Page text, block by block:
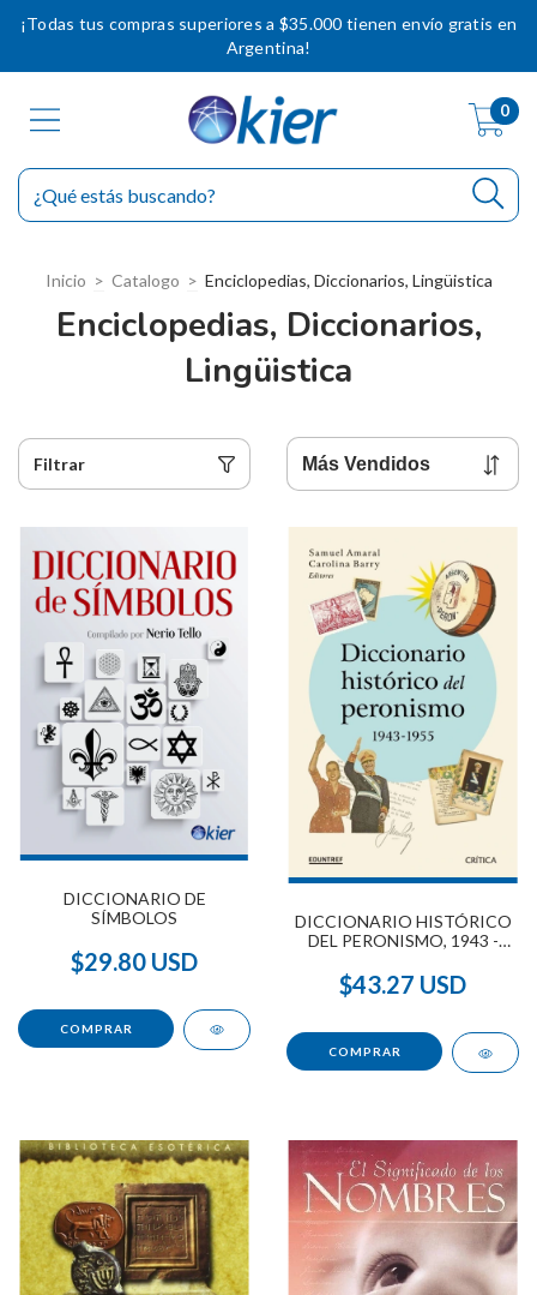
¡Todas tus compras superiores a $35.000 tienen envío gratis en
Argentina!
0
Inicio > Catalogo > Enciclopedias, Diccionarios, Lingüistica
Enciclopedias, Diccionarios,
Lingüistica
Filtrar
DICCIONARIO DE
SÍMBOLOS
$29.80 USD
DICCIONARIO HISTÓRICO
DEL PERONISMO, 1943 -
$43.27 USD